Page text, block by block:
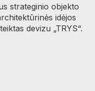
strateginio objekto
idėjos
devizu „TRYS“.